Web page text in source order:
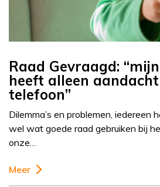
Raad Gevraagd:
heeft alleen
telefoon”
Dilemma’s en problemen, iedereen
wel wat goede raad gebruiken bij
onze…
Meer